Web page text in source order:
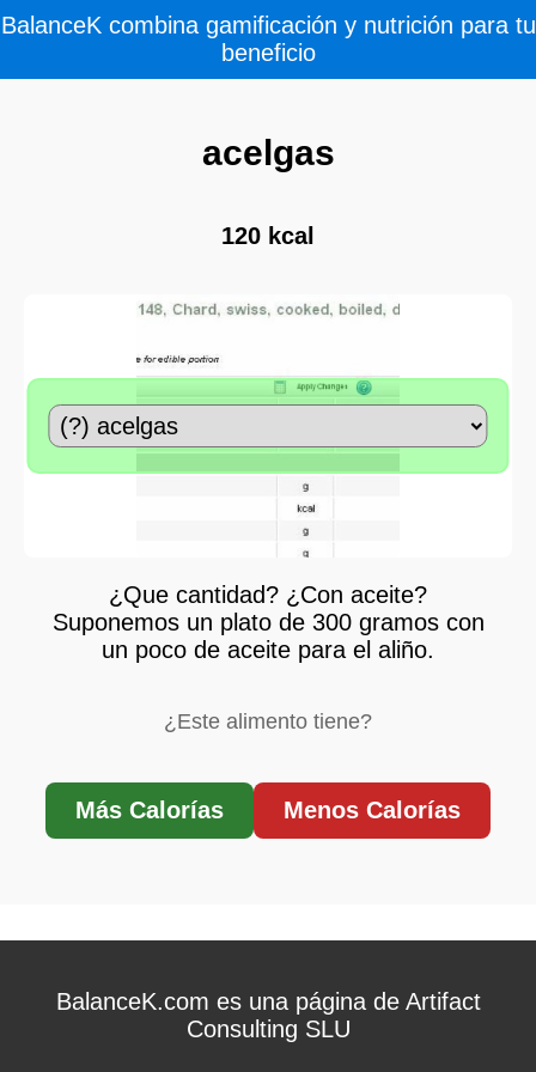
BalanceK combina gamificación y nutrición para tu
beneficio
acelgas
120 kcal
¿Que cantidad? ¿Con aceite?
Suponemos un plato de 300 gramos con
un poco de aceite para el aliño.
¿Este alimento tiene?
Más Calorías Menos Calorías
BalanceK.com es una página de Artifact
Consulting SLU